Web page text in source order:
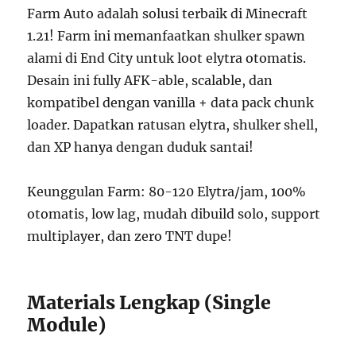
Farm Auto adalah solusi terbaik di Minecraft
1.21! Farm ini memanfaatkan shulker spawn
alami di End City untuk loot elytra otomatis.
Desain ini fully AFK-able, scalable, dan
kompatibel dengan vanilla + data pack chunk
loader. Dapatkan ratusan elytra, shulker shell,
dan XP hanya dengan duduk santai!
Keunggulan Farm: 80-120 Elytra/jam, 100%
otomatis, low lag, mudah dibuild solo, support
multiplayer, dan zero TNT dupe!
Materials Lengkap (Single
Module)